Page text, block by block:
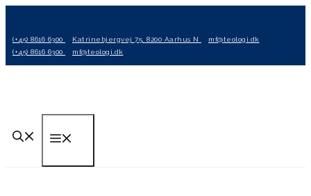
indhold
(+45) 8616 6300 Katrinebjergvej 75, 8200 Aarhus N
mf@teologi.dk
(+45) 8616 6300
mf@teologi.dk